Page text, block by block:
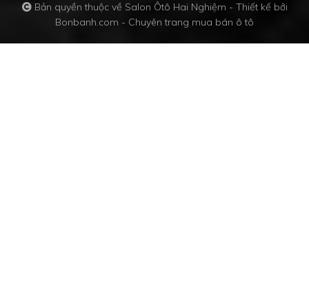
Bản quyền thuộc về Salon Ôtô Hai Nghiệm - Thiết kế bởi
Bonbanh.com - Chuyên trang mua bán ô tô